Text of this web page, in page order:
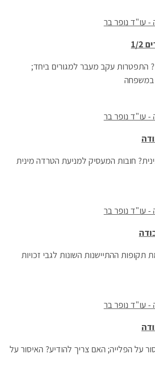
2
התפטרות עקב מעבר למגורים ביחד;
במשפחה
חובות המעסיק למניעת הטרדה מינית
תקופות ההתיישנות השונות לגבי זכויות
על הפלייה; האם צריך להודיע? האיסור על